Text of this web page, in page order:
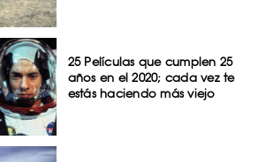
25 Películas que cumplen 25
años en el 2020; cada vez te
estás haciendo más viejo